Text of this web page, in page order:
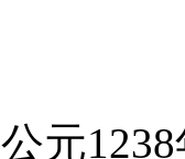
1238